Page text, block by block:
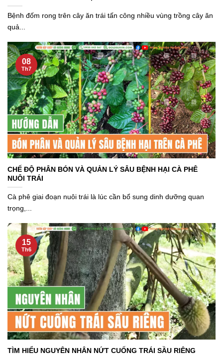
Bệnh đốm rong trên cây ăn trái tấn công nhiều vùng trồng cây ăn
quả...
CHẾ ĐỘ PHÂN BÓN VÀ QUẢN LÝ SÂU BỆNH HẠI CÀ PHÊ
NUÔI TRÁI
Cà phê giai đoạn nuôi trái là lúc cần bổ sung dinh dưỡng quan
trọng,...
08
Th7
TÌM HIỂU NGUYÊN NHÂN NỨT CUỐNG TRÁI SẦU RIÊNG
15
Th6